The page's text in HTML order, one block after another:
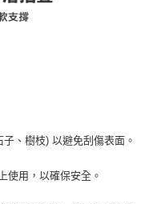
、樹枝) 以避免刮傷表面。
使用，以確保安全。